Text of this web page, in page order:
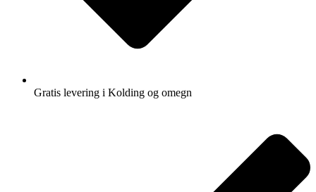
Gratis levering i Kolding og omegn